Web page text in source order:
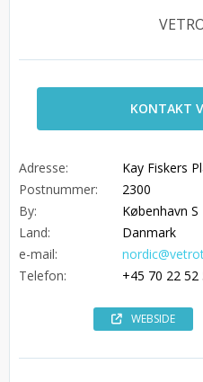
KONTAKT
Adresse:
Kay Fiskers
Postnummer:
2300
By:
København S
Land:
Danmark
e-mail:
Telefon:
+45 70 22 52
WEBSIDE